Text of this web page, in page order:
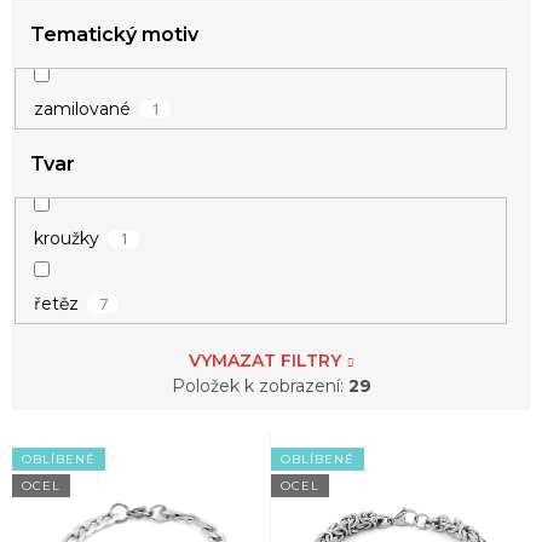
25 cm 2
26 cm 1
Tematický motiv
zamilované 1
Tvar
kroužky 1
řetěz 7
VYMAZAT FILTRY
Položek k zobrazení: 29
V
ý
p
OBLÍBENÉ
OCEL
OBLÍBENÉ
OCEL